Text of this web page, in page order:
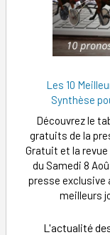
Les 10
Synthèse
Découvrez le
gratuits de la
Gratuit et la
du Samedi 8
presse exclusive
meilleurs
L'actualité